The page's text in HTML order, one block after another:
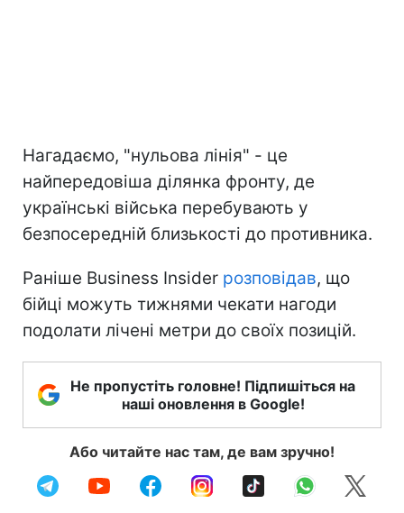
Нагадаємо, "нульова лінія" - це
найпередовіша ділянка фронту, де
українські війська перебувають у
безпосередній близькості до противника.
Раніше Business Insider розповідав, що
бійці можуть тижнями чекати нагоди
подолати лічені метри до своїх позицій.
Не пропустіть головне! Підпишіться на
наші оновлення в Google!
Або читайте нас там, де вам зручно!